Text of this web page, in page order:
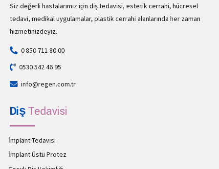
Siz değerli hastalarımız için diş tedavisi, estetik cerrahi, hücresel
tedavi, medikal uygulamalar, plastik cerrahi alanlarında her zaman
hizmetinizdeyiz.
0 850 711 80 00
0530 542 46 95
info@regen.com.tr
DişTedavisi
İmplant Tedavisi
İmplant Üstü Protez